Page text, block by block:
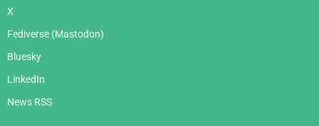
X
Fediverse (Mastodon)
Bluesky
LinkedIn
News RSS